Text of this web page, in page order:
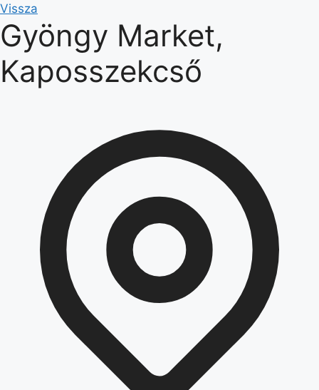
Kilépés
a
tartalomba
Vissza
Gyöngy Market,
Kaposszekcső